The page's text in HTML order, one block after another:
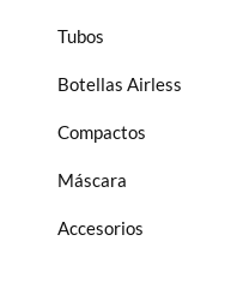
Tubos
Botellas Airless
Compactos
Máscara
Accesorios